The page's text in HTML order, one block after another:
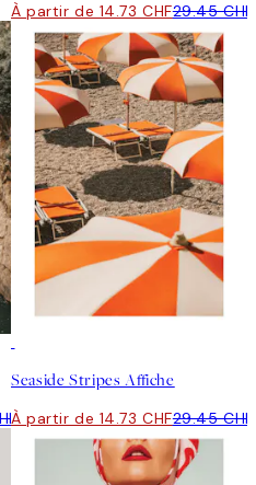
À partir de 14.73 CHF29.45 CHF
Seaside Stripes Affiche
À partir de 14.73 CHF29.45 CHF